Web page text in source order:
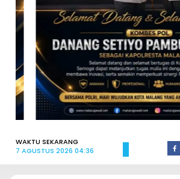
WAKTU SEKARANG
7 AGUSTUS 2026 04:36